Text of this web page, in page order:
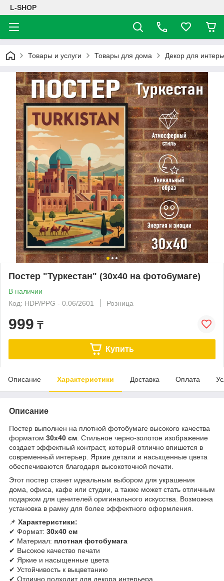
L-SHOP
Товары и услуги Товары для дома Декор для
Постер "Туркестан" (30х40 на фотобумаге)
В наличии
Код: HDP/PPG - 0.06/2601
Розница
999 ₸
Купить
Описание Характеристики Доставка Оплата
Описание
Постер выполнен на плотной фотобумаге высокого качества
форматом 30х40 см . Стильное черно-золотое изображение
создает эффектный контраст, который отлично впишется в
современный интерьер. Яркие детали и насыщенные цвета
обеспечиваются благодаря высокоточной печати.
Этот постер станет идеальным выбором для украшения
дома, офиса, кафе или студии, а также может стать отличным
подарком для ценителей оригинального искусства. Возможна
установка в рамку для более эффектного оформления.
📌 Характеристики:
✔ Формат: 30х40 см
✔ Материал: плотная фотобумага
✔ Высокое качество печати
✔ Яркие и насыщенные цвета
✔ Устойчивость к выцветанию
✔ Отлично подходит для декора интерьера